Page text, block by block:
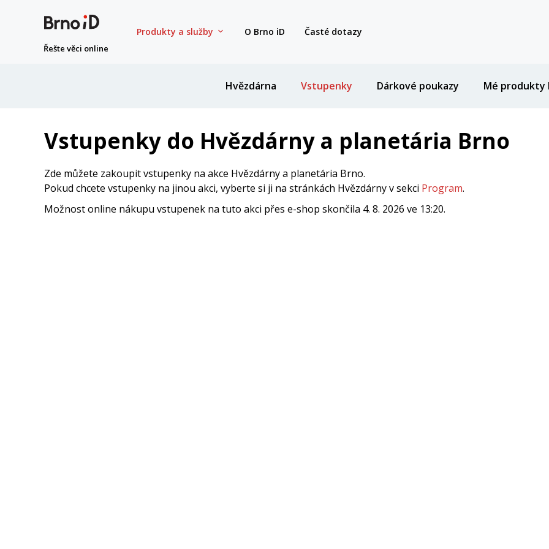
Řešte věci online
Produkty a služby O Brno iD Časté dotazy
Hvězdárna Vstupenky Dárkové poukazy Mé produkty
Vstupenky do Hvězdárny a planetária Brno
Zde můžete zakoupit vstupenky na akce Hvězdárny a planetária Brno.
Pokud chcete vstupenky na jinou akci, vyberte si ji na stránkách Hvězdárny v sekci Program.
Možnost online nákupu vstupenek na tuto akci přes e-shop skončila 4. 8. 2026 ve 13:20.